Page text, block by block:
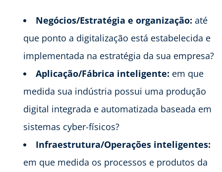
Negócios/Estratégia e organização: até
que ponto a digitalização está estabelecida e
implementada na estratégia da sua empresa?
Aplicação/Fábrica inteligente: em que
medida sua indústria possui uma produção
digital integrada e automatizada baseada em
sistemas cyber-físicos?
Infraestrutura/Operações inteligentes:
em que medida os processos e produtos da